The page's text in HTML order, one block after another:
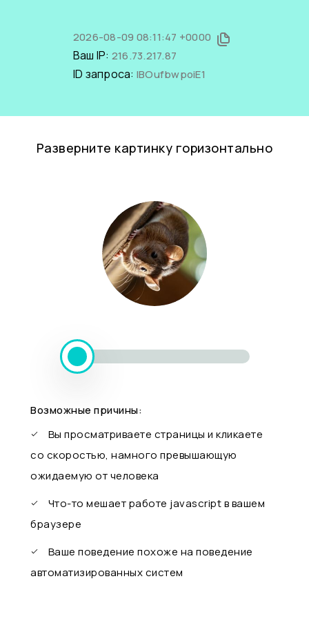
2026-08-09 08:11:47 +0000
Ваш IP: 216.73.217.87
ID запроса: lBOufbwpoiE1
Разверните картинку горизонтально
Возможные причины:
Вы просматриваете страницы и кликаете
со скоростью, намного превышающую
ожидаемую от человека
Что-то мешает работе javascript в вашем
браузере
Ваше поведение похоже на поведение
автоматизированных систем